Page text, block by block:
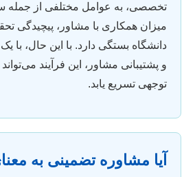
تخصصی، به عوامل مختلفی از جمله
میزان همکاری با مشاور، پیچیدگی
دانشگاه بستگی دارد. با این حال، با
و پشتیبانی مشاور، این فرآیند
توجهی تسریع یابد.
آیا مشاوره تضمینی به